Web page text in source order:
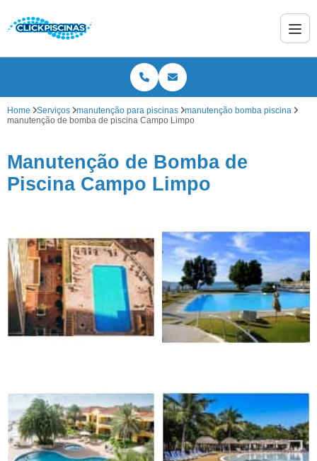
Home Serviços manutenção para piscinas
manutenção bomba piscina
manutenção de bomba de piscina Campo Limpo
Manutenção de Bomba de
Piscina Campo Limpo